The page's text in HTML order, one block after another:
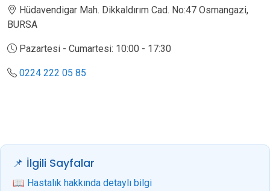
Hüdavendigar Mah. Dikkaldırım Cad. No:47 Osmangazi,
BURSA
Pazartesi - Cumartesi: 10:00 - 17:30
0224 222 05 85
📌 İlgili Sayfalar
📖 Hastalık hakkında detaylı bilgi